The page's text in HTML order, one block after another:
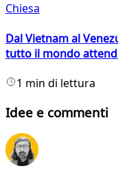
Chiesa
Dal Vietnam al
tutto il mondo
1 min di lettura
Idee e commenti